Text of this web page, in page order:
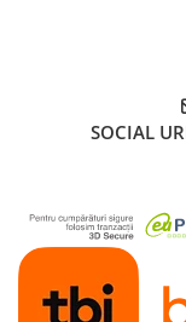
SOCIAL